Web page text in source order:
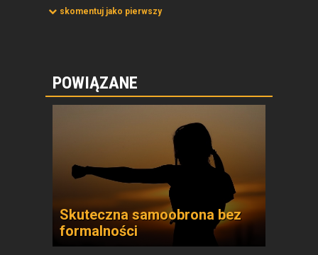
skomentuj jako pierwszy
POWIĄZANE
Skuteczna samoobrona bez
formalności